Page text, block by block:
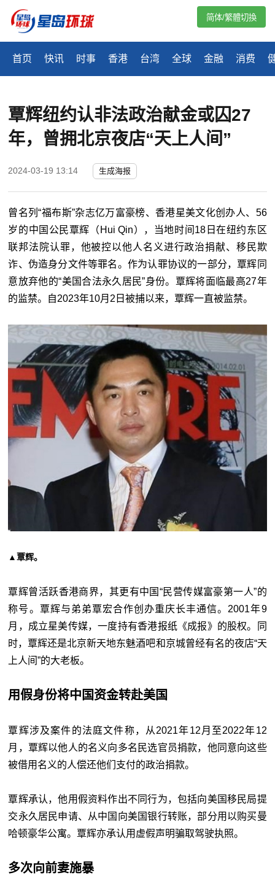
首页 快讯 时事 香港 台湾 全球 金融 消费
简体/繁體切換
覃辉纽约认非法政治献金或囚27
年，曾拥北京夜店“天上人间”
2024-03-19 13:14 生成海报
曾名列“福布斯”杂志亿万富豪榜、香港星美文化创办人、56
岁的中国公民覃辉（Hui Qin），当地时间18日在纽约东区
联邦法院认罪，他被控以他人名义进行政治捐献、移民欺
诈、伪造身分文件等罪名。作为认罪协议的一部分，覃辉同
意放弃他的“美国合法永久居民”身份。覃辉将面临最高27年
的监禁。自2023年10月2日被捕以来，覃辉一直被监禁。
▲覃辉。
覃辉曾活跃香港商界，其更有中国“民营传媒富豪第一人”的
称号。覃辉与弟弟覃宏合作创办重庆长丰通信。2001年9
月，成立星美传媒，一度持有香港报纸《成报》的股权。同
时，覃辉还是北京新天地东魅酒吧和京城曾经有名的夜店“天
上人间”的大老板。
用假身份将中国资金转赴美国
覃辉涉及案件的法庭文件称，从2021年12月至2022年12
月，覃辉以他人的名义向多名民选官员捐款，他同意向这些
被借用名义的人偿还他们支付的政治捐款。
覃辉承认，他用假资料作出不同行为，包括向美国移民局提
交永久居民申请、从中国向美国银行转账，部分用以购买曼
哈顿豪华公寓。覃辉亦承认用虚假声明骗取驾驶执照。
多次向前妻施暴